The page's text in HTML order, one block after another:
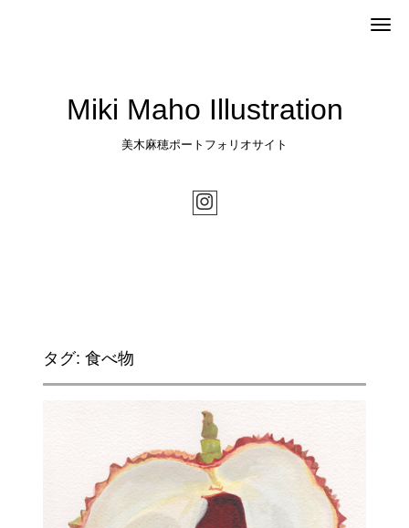
Miki Maho Illustration
美木麻穂ポートフォリオサイト
タグ: 食べ物